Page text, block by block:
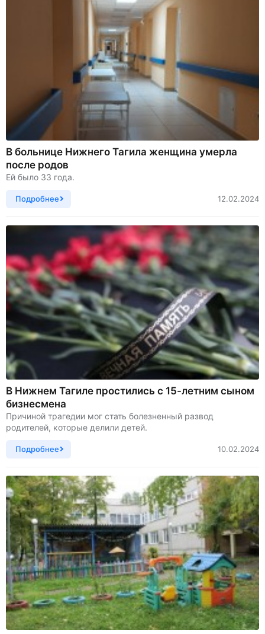
В больнице Нижнего Тагила женщина умерла
после родов
Ей было 33 года.
Подробнее 12.02.2024
В Нижнем Тагиле простились с 15-летним сыном
бизнесмена
Причиной трагедии мог стать болезненный развод
родителей, которые делили детей.
Подробнее 10.02.2024